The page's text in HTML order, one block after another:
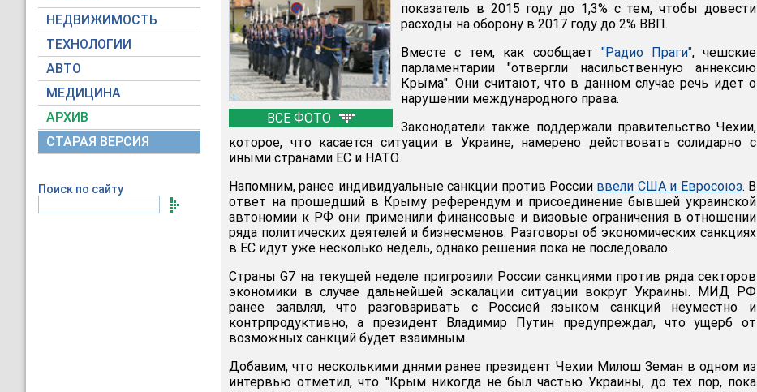
НЕДВИЖИМОСТЬ
ТЕХНОЛОГИИ
АВТО
МЕДИЦИНА
АРХИВ
СТАРАЯ ВЕРСИЯ
Поиск по сайту
ВСЕ ФОТО
показатель в 2015 году до 1,3% с тем, чтобы довести
расходы на оборону в 2017 году до 2% ВВП.
Вместе с тем, как сообщает "Радио Праги", чешские
парламентарии "отвергли насильственную аннексию
Крыма". Они считают, что в данном случае речь идет о
нарушении международного права.
Законодатели также поддержали правительство Чехии,
которое, что касается ситуации в Украине, намерено действовать солидарно с
иными странами ЕС и НАТО.
Напомним, ранее индивидуальные санкции против России ввели США и Евросоюз. В
ответ на прошедший в Крыму референдум и присоединение бывшей украинской
автономии к РФ они применили финансовые и визовые ограничения в отношении
ряда политических деятелей и бизнесменов. Разговоры об экономических санкциях
в ЕС идут уже несколько недель, однако решения пока не последовало.
Страны G7 на текущей неделе пригрозили России санкциями против ряда секторов
экономики в случае дальнейшей эскалации ситуации вокруг Украины. МИД РФ
ранее заявлял, что разговаривать с Россией языком санкций неуместно и
контрпродуктивно, а президент Владимир Путин предупреждал, что ущерб от
возможных санкций будет взаимным.
Добавим, что несколькими днями ранее президент Чехии Милош Земан в одном из
интервью отметил, что "Крым никогда не был частью Украины, до тех пор, пока